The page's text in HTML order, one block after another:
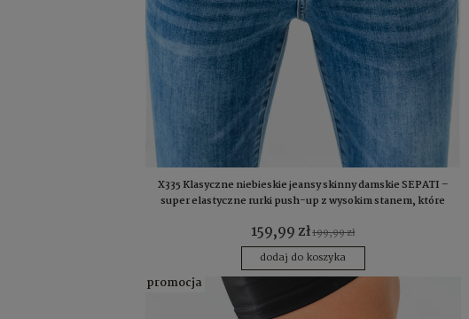
X335 Klasyczne niebieskie jeansy skinny damskie SEPATI –
super elastyczne rurki push-up z wysokim stanem, które
idealne na co dzień (S, M, L, XL, XXL)
159,99 zł199,99 zł
dodaj do koszyka
promocja